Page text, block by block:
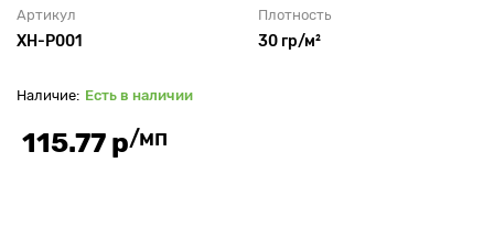
Артикул
XH-P001
Плотность
30 гр/м²
Есть в наличии
115.77 р/мп